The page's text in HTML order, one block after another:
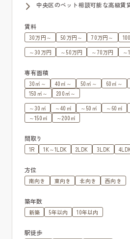
中央区のペット相談可能な高級賃
賃料
30万円～ 50万円～ 70万円～
～30万円
～50万円 ～70万円 ～
専有面積
30㎡～ 40㎡～ 50㎡～ 60㎡～
150㎡～
200㎡～
～30㎡
～40㎡ ～50㎡ ～60㎡
～150㎡
～200㎡
間取り
1R 1K～1LDK 2LDK 3LDK
方位
南向き 東向き 北向き 西向き
築年数
新築 5年以内 10年以内
駅徒歩